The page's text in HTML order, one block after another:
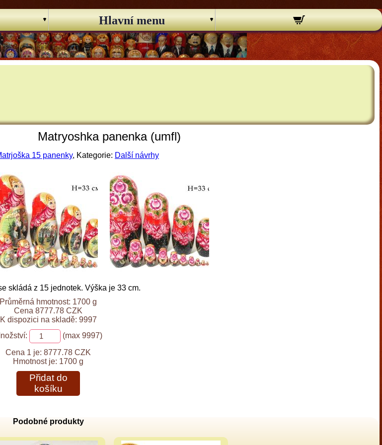
Hlavní menu
Matryoshka panenka (umfl)
15 panenky, Kategorie: Další návrhy
skládá z 15 jednotek. Výška je 33 cm.
Průměrná hmotnost: 1700 g
Cena 8777.78 CZK
K dispozici na skladě: 9997
(max 9997)
Cena 1 je: 8777.78 CZK
Hmotnost je: 1700 g
Přidat do
košíku
Podobné produkty